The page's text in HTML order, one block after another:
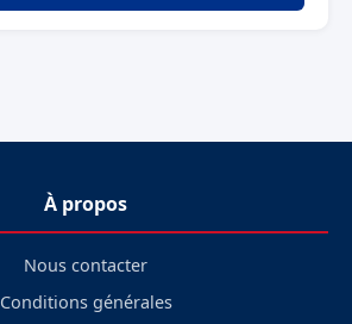
À propos
Nous contacter
Conditions générales